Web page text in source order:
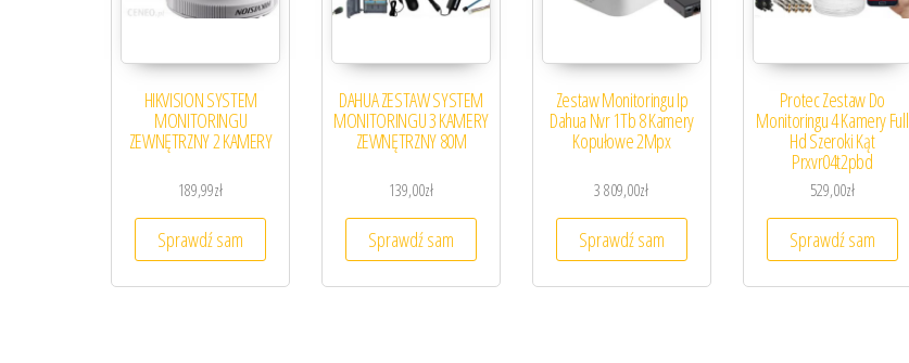
HIKVISION SYSTEM
MONITORINGU
ZEWNĘTRZNY 2 KAMERY
189,99zł
Sprawdź sam
DAHUA ZESTAW SYSTEM
MONITORINGU 3 KAMERY
ZEWNĘTRZNY 80M
139,00zł
Sprawdź sam
Zestaw Monitoringu Ip
Dahua Nvr 1Tb 8 Kamery
Kopułowe 2Mpx
3 809,00zł
Sprawdź sam
Protec Zestaw Do
Monitoringu 4 Kamery Full
Hd Szeroki Kąt
Prxvr04t2pbd
529,00zł
Sprawdź sam